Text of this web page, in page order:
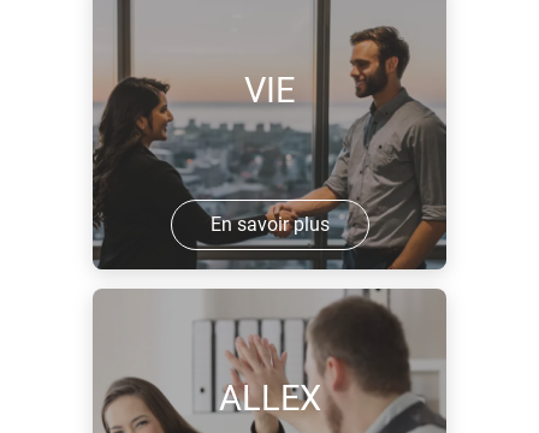
VIE
En savoir plus
ALLEX